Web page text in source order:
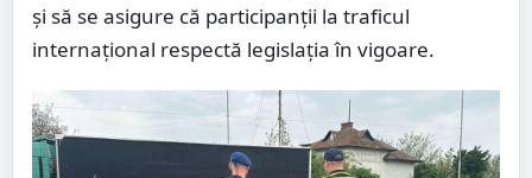
și să se asigure că participanții la traficul
internațional respectă legislația în vigoare.